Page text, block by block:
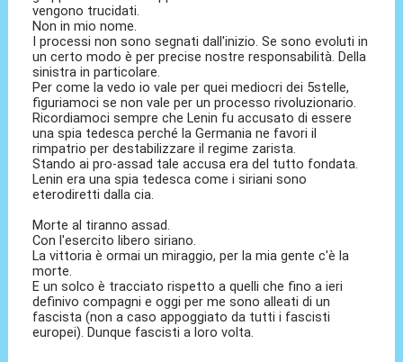
vengono trucidati.
Non in mio nome.
I processi non sono segnati dall'inizio. Se sono evoluti in
un certo modo è per precise nostre responsabilità. Della
sinistra in particolare.
Per come la vedo io vale per quei mediocri dei 5stelle,
figuriamoci se non vale per un processo rivoluzionario.
Ricordiamoci sempre che Lenin fu accusato di essere
una spia tedesca perché la Germania ne favori il
rimpatrio per destabilizzare il regime zarista.
Stando ai pro-assad tale accusa era del tutto fondata.
Lenin era una spia tedesca come i siriani sono
eterodiretti dalla cia.
Morte al tiranno assad.
Con l'esercito libero siriano.
La vittoria è ormai un miraggio, per la mia gente c'è la
morte.
E un solco è tracciato rispetto a quelli che fino a ieri
definivo compagni e oggi per me sono alleati di un
fascista (non a caso appoggiato da tutti i fascisti
europei). Dunque fascisti a loro volta.